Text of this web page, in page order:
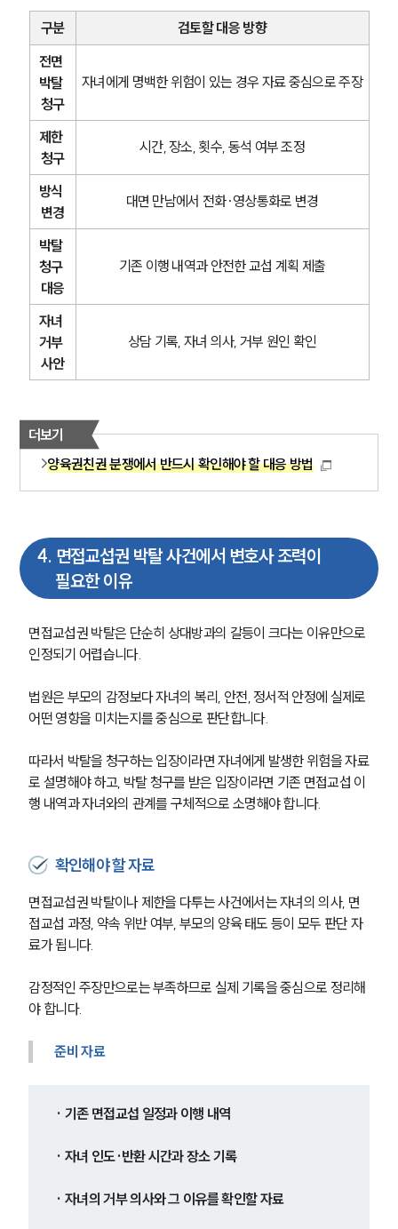
구분
검토할 대응 방향
전면
박탈
청구
자녀에게 명백한 위험이 있는 경우 자료 중심으로 주장
제한
청구
시간, 장소, 횟수, 동석 여부 조정
방식
변경
대면 만남에서 전화·영상통화로 변경
박탈
청구
대응
기존 이행 내역과 안전한 교섭 계획 제출
자녀
거부
사안
상담 기록, 자녀 의사, 거부 원인 확인
더보기
양육권친권 분쟁에서 반드시 확인해야 할 대응 방법
4. 면접교섭권 박탈 사건에서 변호사 조력이
필요한 이유
면접교섭권 박탈은 단순히 상대방과의 갈등이 크다는 이유만으로
인정되기 어렵습니다.
법원은 부모의 감정보다 자녀의 복리, 안전, 정서적 안정에 실제로
어떤 영향을 미치는지를 중심으로 판단합니다.
따라서 박탈을 청구하는 입장이라면 자녀에게 발생한 위험을 자료
로 설명해야 하고, 박탈 청구를 받은 입장이라면 기존 면접교섭 이
행 내역과 자녀와의 관계를 구체적으로 소명해야 합니다.
확인해야 할 자료
면접교섭권 박탈이나 제한을 다투는 사건에서는 자녀의 의사, 면
접교섭 과정, 약속 위반 여부, 부모의 양육 태도 등이 모두 판단 자
료가 됩니다.
감정적인 주장만으로는 부족하므로 실제 기록을 중심으로 정리해
야 합니다.
준비 자료
· 기존 면접교섭 일정과 이행 내역
· 자녀 인도·반환 시간과 장소 기록
· 자녀의 거부 의사와 그 이유를 확인할 자료